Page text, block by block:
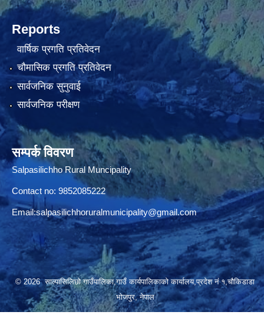
Reports
वार्षिक प्रगति प्रतिवेदन
चौमासिक प्रगति प्रतिवेदन
सार्वजनिक सुनुवाई
सार्वजनिक परीक्षण
सम्पर्क विवरण
Salpasilichho Rural Muncipality
Contact no: 9852085222
Email:salpasilichhoruralmunicipality@gmail.com
© 2026 साल्पासिलिछो गाउँपालिका,गाउँ कार्यपालिकाको कार्यालय,प्रदेश नं १,चौकिडाडा
भोजपुर, नेपाल